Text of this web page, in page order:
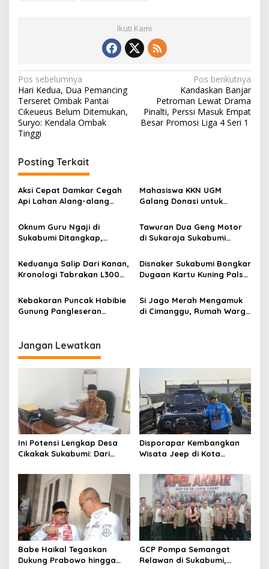
Ikuti Kami
N
a
v
i
a
s
i
o
Pos sebelumnya
Hari Kedua, Dua Pemancing
Terseret Ombak Pantai
Cikeueus Belum Ditemukan,
Suryo: Kendala Ombak
Tinggi
Pos berikutnya
Kandaskan Banjar
Petroman Lewat Drama
Pinalti, Perssi Masuk Empat
Besar Promosi Liga 4 Seri 1
Posting Terkait
Aksi Cepat Damkar Cegah
Api Lahan Alang-alang
Sukabumi
Mahasiswa KKN UGM
Galang Donasi untuk
Kampung Adat Cipta Mulya
Sukabumi
Oknum Guru Ngaji di
Sukabumi Ditangkap,
2021
Tawuran Dua Geng Motor
di Sukaraja Sukabumi
Pulang Kerja Dibacok OTK
Keduanya Salip Dari Kanan,
Kronologi Tabrakan L300
Tewaskan 1 Orang
Disnaker Sukabumi Bongkar
Dugaan Kartu Kuning Palsu,
Percaya Calo,
Pengurusannya Gratis!
Kebakaran Puncak Habibie
Gunung Pangleseran
Si Jago Merah Mengamuk
di Cimanggu, Rumah Warga
Jangan Lewatkan
Ini Potensi Lengkap Desa
Cikakak Sukabumi: Dari
Musang King
Disporapar Kembangkan
Wisata Jeep di Kota
Wisata Air Panas Cikundul:
Upaya Peningkatan PAD
Babe Haikal Tegaskan
Dukung Prabowo hingga
GCP Pompa Semangat
Relawan di Sukabumi,